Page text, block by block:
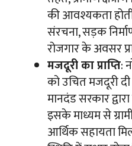
की आवश्यकता
संरचना, सड़क
रोजगार के अवसर
मजदूरी का प्राप्ति:
को उचित मजदूरी
मानदंड सरकार
इसके माध्यम से
आर्थिक सहायता